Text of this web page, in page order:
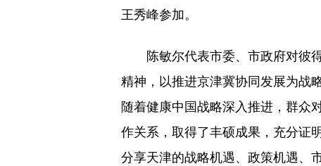
王秀峰参加。
陈敏尔代表市委、市政府对彼得
精神，以推进京津冀协同发展为战
随着健康中国战略深入推进，群众
作关系，取得了丰硕成果，充分证
分享天津的战略机遇、政策机遇、